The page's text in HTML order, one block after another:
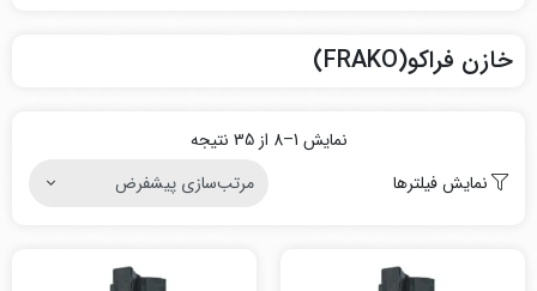
خازن فراکو(FRAKO)
نمایش 1–8 از 35 نتیجه
نمایش فیلترها